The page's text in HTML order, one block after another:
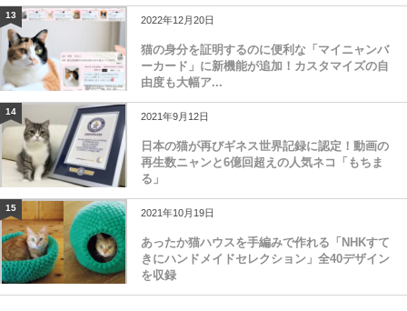
13 2022年12月20日
猫の身分を証明するのに便利な「マイニャンバ
ーカード」に新機能が追加！カスタマイズの自
由度も大幅ア...
14 2021年9月12日
日本の猫が再びギネス世界記録に認定！動画の
再生数ニャンと6億回超えの人気ネコ「もちま
る」
15 2021年10月19日
あったか猫ハウスを手編みで作れる「NHKすて
きにハンドメイドセレクション」全40デザイン
を収録